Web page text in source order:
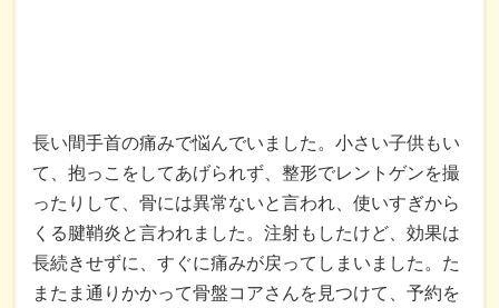
長い間手首の痛みで悩んでいました。小さい子供もい
て、抱っこをしてあげられず、整形でレントゲンを撮
ったりして、骨には異常ないと言われ、使いすぎから
くる腱鞘炎と言われました。注射もしたけど、効果は
長続きせずに、すぐに痛みが戻ってしまいました。た
またま通りかかって骨盤コアさんを見つけて、予約を